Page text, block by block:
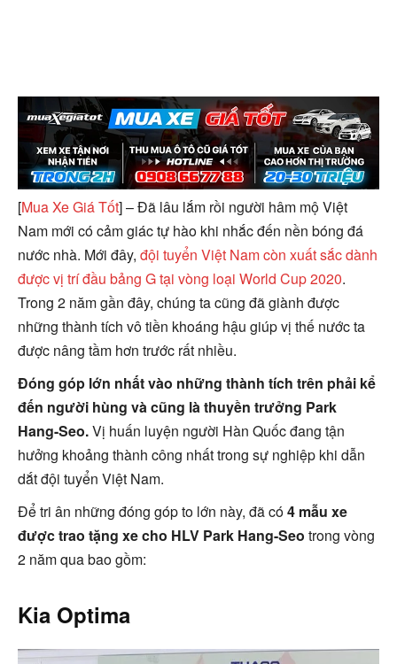
[Mua Xe Giá Tốt] – Đã lâu lắm rồi người hâm mộ Việt
Nam mới có cảm giác tự hào khi nhắc đến nền bóng đá
nước nhà. Mới đây, đội tuyển Việt Nam còn xuất sắc dành
được vị trí đầu bảng G tại vòng loại World Cup 2020.
Trong 2 năm gần đây, chúng ta cũng đã giành được
những thành tích vô tiền khoáng hậu giúp vị thế nước ta
được nâng tầm hơn trước rất nhiều.
Đóng góp lớn nhất vào những thành tích trên phải kể
đến người hùng và cũng là thuyền trưởng Park
Hang-Seo.Vị huấn luyện người Hàn Quốc đang tận
hưởng khoảng thành công nhất trong sự nghiệp khi dẫn
dắt đội tuyển Việt Nam.
Để tri ân những đóng góp to lớn này, đã có4 mẫu xe
được trao tặng xe cho HLV Park Hang-Seo trong vòng
2 năm qua bao gồm:
Kia Optima